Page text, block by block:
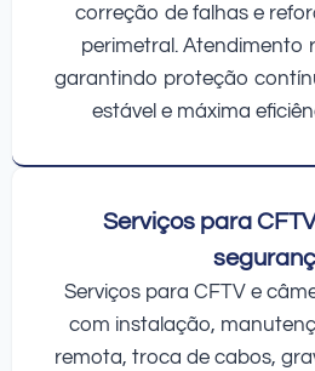
correção de falhas e
perimetral. Atendimento
garantindo proteção
estável e máxima
Serviços para
Serviços para CFTV e
com instalação,
remota, troca de cabos,